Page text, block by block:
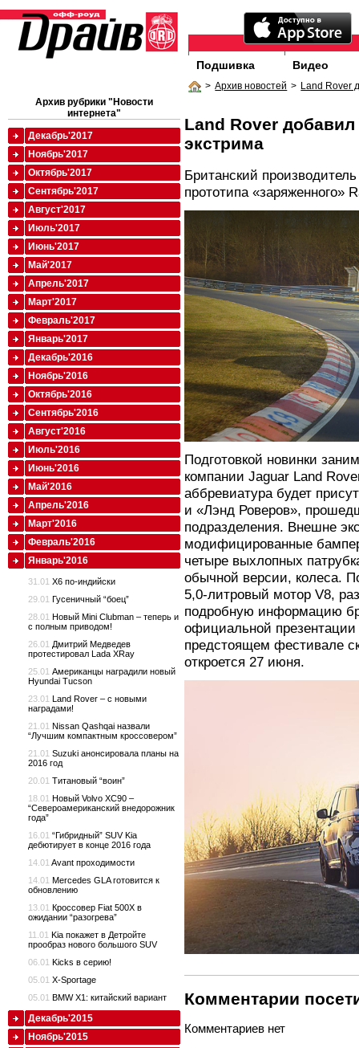
Подшивка Видео
> Архив новостей > Land Rover
Land Rover
экстрима
Британский
прототипа «заряженного»
Подготовкой новинки
компании Jaguar Land
аббревиатура будет
и «Лэнд Роверов»,
подразделения. Внешне
модифицированные
четыре выхлопных
обычной версии, колеса.
5,0-литровый мотор V8,
подробную информацию
официальной
предстоящем фестивале
откроется 27 июня.
Комментарии
Комментариев нет
Архив рубрики "Новости
интернета"
Декабрь'2017
Ноябрь'2017
Октябрь'2017
Сентябрь'2017
Август'2017
Июль'2017
Июнь'2017
Май'2017
Апрель'2017
Март'2017
Февраль'2017
Январь'2017
Декабрь'2016
Ноябрь'2016
Октябрь'2016
Сентябрь'2016
Август'2016
Июль'2016
Июнь'2016
Май'2016
Апрель'2016
Март'2016
Февраль'2016
Январь'2016
31.01 X6 по-индийски
29.01 Гусеничный “боец”
28.01 Новый Mini Clubman – теперь и
с полным приводом!
26.01 Дмитрий Медведев
протестировал Lada XRay
25.01 Американцы наградили новый
Hyundai Tucson
23.01 Land Rover – с новыми
наградами!
21.01 Nissan Qashqai назвали
“Лучшим компактным кроссовером”
21.01 Suzuki анонсировала планы на
2016 год
20.01 Титановый “воин”
18.01 Новый Volvo XC90 –
“Североамериканский внедорожник
года”
16.01 “Гибридный” SUV Kia
дебютирует в конце 2016 года
14.01 Avant проходимости
14.01 Mercedes GLA готовится к
обновлению
13.01 Кроссовер Fiat 500X в
ожидании “разогрева”
11.01 Kia покажет в Детройте
прообраз нового большого SUV
06.01 Kicks в серию!
05.01 X-Sportage
05.01 BMW X1: китайский вариант
Декабрь'2015
Ноябрь'2015